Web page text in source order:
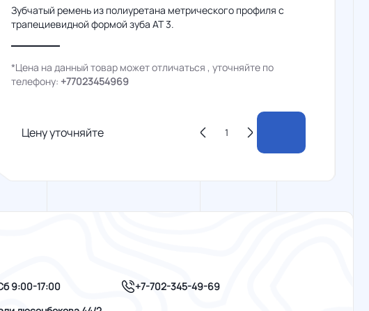
Зубчатый ремень из полиуретана метрического профиля с
трапециевидной формой зуба AT 3.
*Цена на данный товар может отличаться , уточняйте по
телефону: +77023454969
Цену уточняйте
9:00-17:00
+7-702-345-49-69